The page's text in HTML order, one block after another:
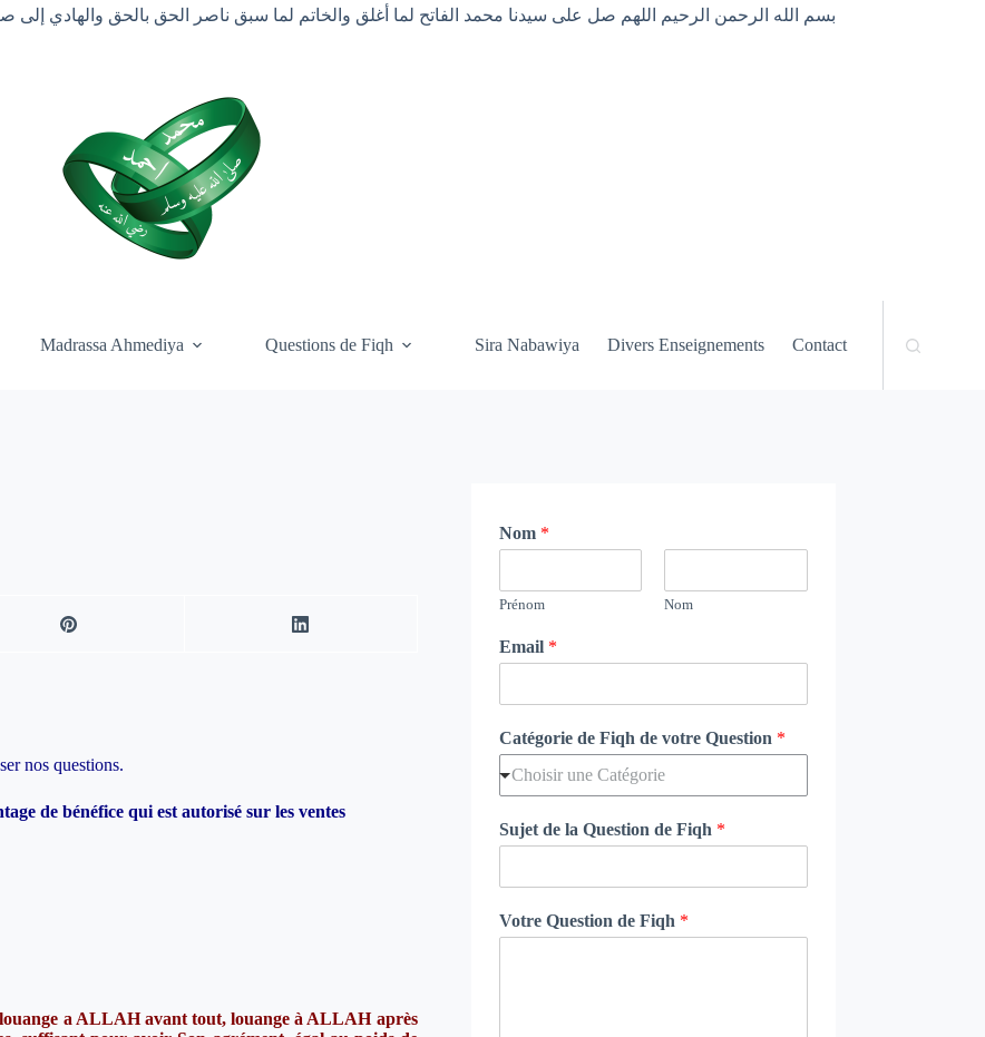
بسم الله الرحمن الرحيم اللهم صل على سيدنا محمد الفاتح لما أغلق والخاتم لما سبق ناصر الحق بالحق والهادي
Madrassa Ahmediya Questions de Fiqh Sira Nabawiya Divers Enseignements Contact
nos questions.
de bénéfice qui est autorisé sur les ventes
a ALLAH avant tout, louange à ALLAH après
Nom *
Prénom Nom
Email *
Catégorie de Fiqh de votre Question *
Choisir une Catégorie
Sujet de la Question de Fiqh *
Votre Question de Fiqh *